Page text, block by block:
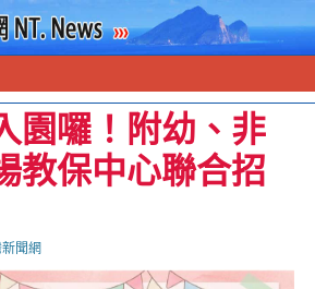
園囉！附幼、非
教保中心聯合招
聞網